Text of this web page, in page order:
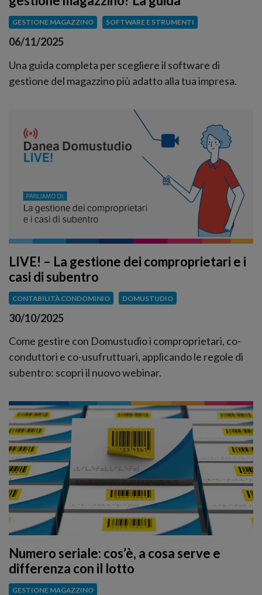
GESTIONE MAGAZZINO SOFTWARE E STRUMENTI
06/11/2025
Una guida completa per scegliere il software di
gestione del magazzino più adatto alla tua impresa.
LIVE! – La gestione dei comproprietari e i
casi di subentro
CONTABILITÀ CONDOMINIO DOMUSTUDIO
30/10/2025
Come gestire con Domustudio i comproprietari, co-
conduttori e co-usufruttuari, applicando le regole di
subentro: scopri il nuovo webinar.
Numero seriale: cos’è, a cosa serve e
differenza con il lotto
GESTIONE MAGAZZINO